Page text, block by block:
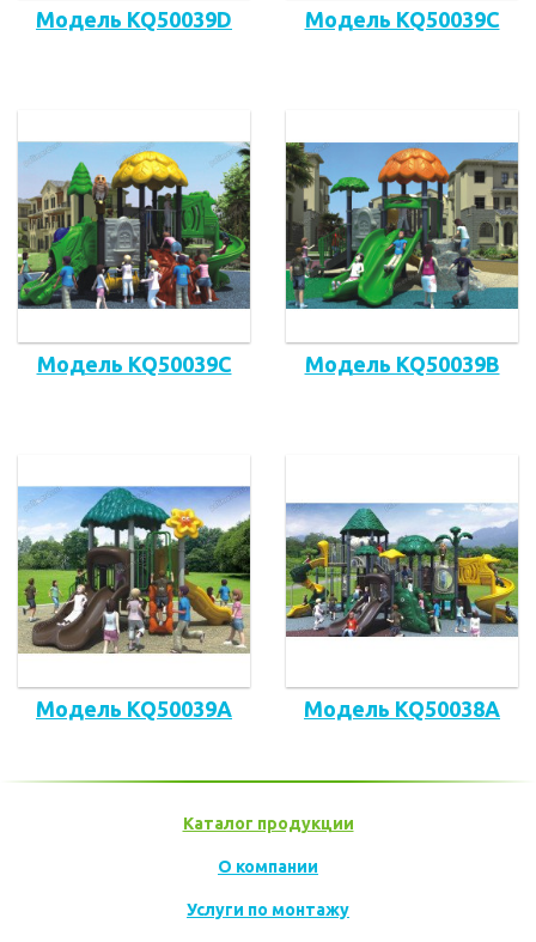
Модель KQ50039D Модель KQ50039C
Модель KQ50039C Модель KQ50039B
Модель KQ50039A Модель KQ50038A
Каталог продукции
О компании
Услуги по монтажу